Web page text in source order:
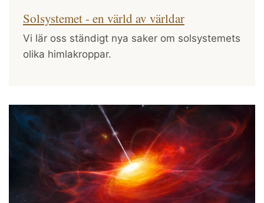
Solsystemet - en värld av världar
Vi lär oss ständigt nya saker om solsystemets
olika himlakroppar.